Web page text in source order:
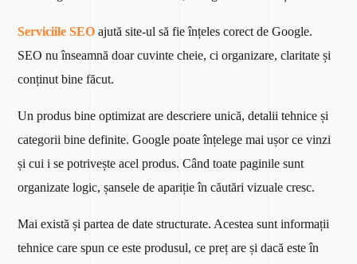
Serviciile SEO ajută site-ul să fie înțeles corect de Google.
SEO nu înseamnă doar cuvinte cheie, ci organizare, claritate și
conținut bine făcut.
Un produs bine optimizat are descriere unică, detalii tehnice și
categorii bine definite. Google poate înțelege mai ușor ce vinzi
și cui i se potrivește acel produs. Când toate paginile sunt
organizate logic, șansele de apariție în căutări vizuale cresc.
Mai există și partea de date structurate. Acestea sunt informații
tehnice care spun ce este produsul, ce preț are și dacă este în